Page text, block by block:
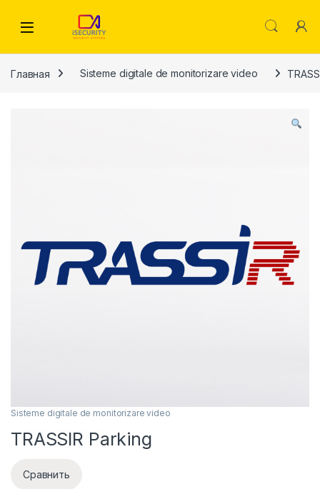
Главная Sisteme digitale de monitorizare video
Sisteme digitale de monitorizare video
TRASSIR Parking
Сравнить